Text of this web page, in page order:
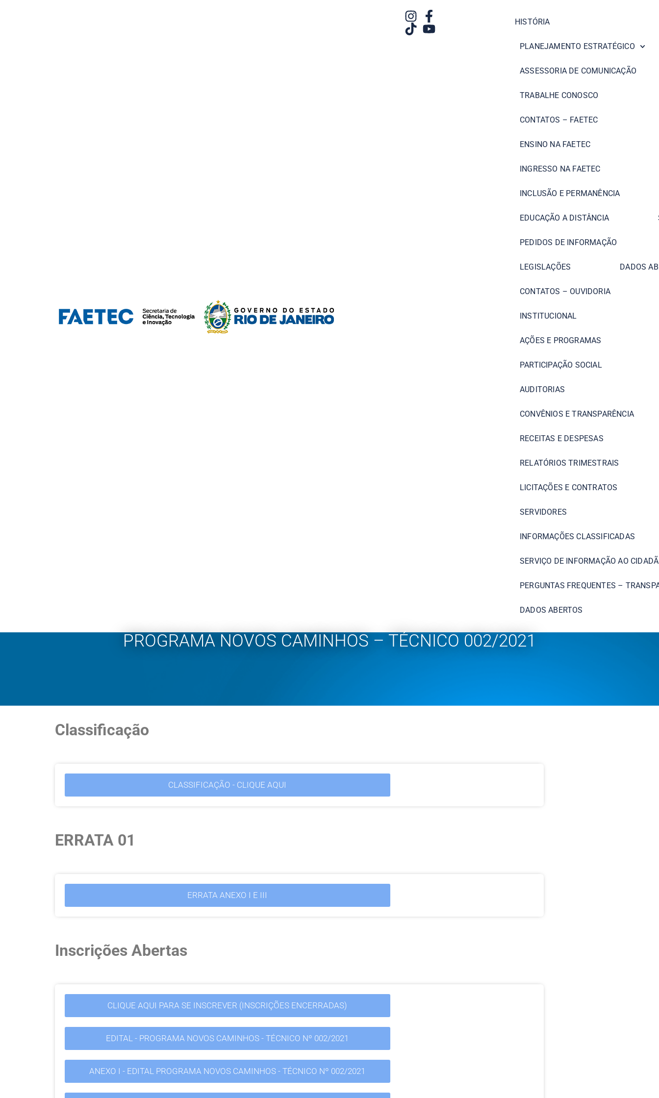
HISTÓRIA
PLANEJAMENTO ESTRATÉGICO
ASSESSORIA DE COMUNICAÇÃO
TRABALHE CONOSCO
CONTATOS – FAETEC
ENSINO NA FAETEC
INGRESSO NA FAETEC
INCLUSÃO E PERMANÊNCIA
EDUCAÇÃO A DISTÂNCIA
PEDIDOS DE INFORMAÇÃO
LEGISLAÇÕES DADOS
CONTATOS – OUVIDORIA
INSTITUCIONAL
AÇÕES E PROGRAMAS
PARTICIPAÇÃO SOCIAL
AUDITORIAS
CONVÊNIOS E TRANSPARÊNCIA
RECEITAS E DESPESAS
RELATÓRIOS TRIMESTRAIS
LICITAÇÕES E CONTRATOS
SERVIDORES
INFORMAÇÕES CLASSIFICADAS
SERVIÇO DE INFORMAÇÃO AO
PERGUNTAS FREQUENTES –
DADOS ABERTOS
PROGRAMA NOVOS CAMINHOS – TÉCNICO 002/2021
Classificação
CLASSIFICAÇÃO - CLIQUE AQUI
ERRATA 01
ERRATA ANEXO I E III
Inscrições Abertas
CLIQUE AQUI PARA SE INSCREVER (INSCRIÇÕES ENCERRADAS)
EDITAL - PROGRAMA NOVOS CAMINHOS - TÉCNICO Nº 002/2021
ANEXO I - EDITAL PROGRAMA NOVOS CAMINHOS - TÉCNICO Nº 002/2021